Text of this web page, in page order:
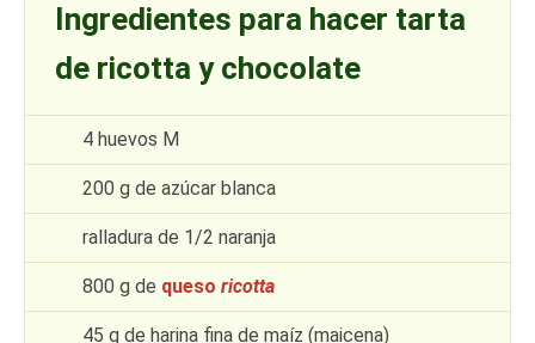
Ingredientes para hacer tarta
de ricotta y chocolate
4 huevos M
200 g de azúcar blanca
ralladura de 1/2 naranja
800 g de queso ricotta
45 g de harina fina de maíz (maicena)